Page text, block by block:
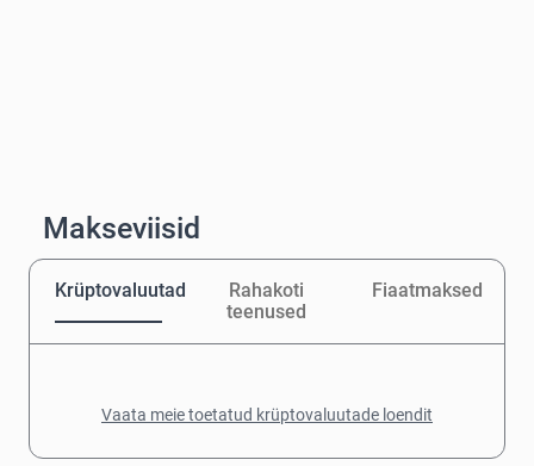
Makseviisid
Krüptovaluutad
Rahakoti
teenused
Fiaatmaksed
Vaata meie toetatud krüptovaluutade loendit